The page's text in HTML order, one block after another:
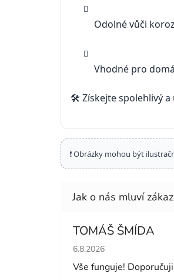
Odolné vůči
Vhodné pro
🛠️ Získejte spolehlivý a
❗ Obrázky mohou být
TOMÁŠ ŠMÍDA
Hodnocení obchodu je 5
6.8.2026
Vše funguje!